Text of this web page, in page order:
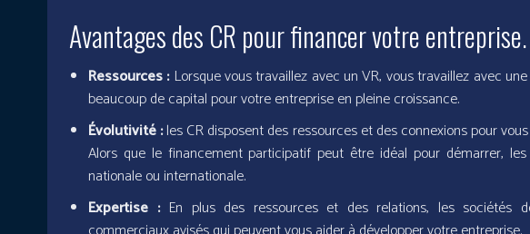
Avantages des CR pour financer votre entreprise.
Ressources :Lorsque vous travaillez avec un VR, vous travaillez avec
beaucoup de capital pour votre entreprise en pleine croissance.
Évolutivité :les CR disposent des ressources et des connexions pour
Alors que le financement participatif peut être idéal pour démarrer,
nationale ou internationale.
Expertise :En plus des ressources et des relations, les sociétés